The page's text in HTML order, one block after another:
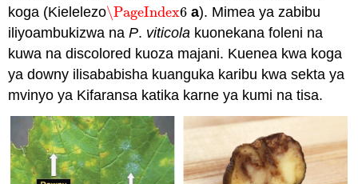
koga (Kielelezo\PageIndex6
\PageIndex6 a). Mimea ya zabibu
iliyoambukizwa naP. viticola kuonekana foleni na
kuwa na discolored kuoza majani. Kuenea kwa koga
ya downy ilisababisha kuanguka karibu kwa sekta ya
mvinyo ya Kifaransa katika karne ya kumi na tisa.